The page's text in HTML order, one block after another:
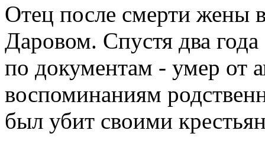
Отец после смерти жены
Даровом. Спустя два
по документам - умер от
воспоминаниям
был убит своими